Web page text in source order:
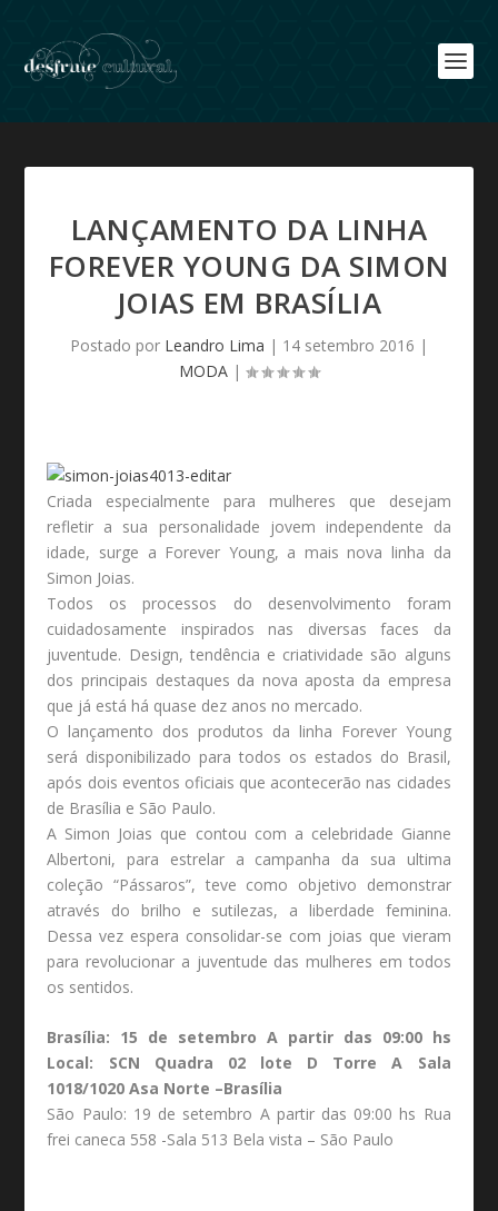
LANÇAMENTO DA LINHA
FOREVER YOUNG DA SIMON
JOIAS EM BRASÍLIA
Postado por Leandro Lima | 14 setembro 2016 |
MODA |
Criada especialmente para mulheres que desejam
refletir a sua personalidade jovem independente da
idade, surge a Forever Young, a mais nova linha da
Simon Joias.
Todos os processos do desenvolvimento foram
cuidadosamente inspirados nas diversas faces da
juventude. Design, tendência e criatividade são alguns
dos principais destaques da nova aposta da empresa
que já está há quase dez anos no mercado.
O lançamento dos produtos da linha Forever Young
será disponibilizado para todos os estados do Brasil,
após dois eventos oficiais que acontecerão nas cidades
de Brasília e São Paulo.
A Simon Joias que contou com a celebridade Gianne
Albertoni, para estrelar a campanha da sua ultima
coleção “Pássaros”, teve como objetivo demonstrar
através do brilho e sutilezas, a liberdade feminina.
Dessa vez espera consolidar-se com joias que vieram
para revolucionar a juventude das mulheres em todos
os sentidos.
Brasília: 15 de setembro A partir das 09:00 hs
Local: SCN Quadra 02 lote D Torre A Sala
1018/1020 Asa Norte –Brasília
São Paulo: 19 de setembro A partir das 09:00 hs Rua
frei caneca 558 -Sala 513 Bela vista – São Paulo